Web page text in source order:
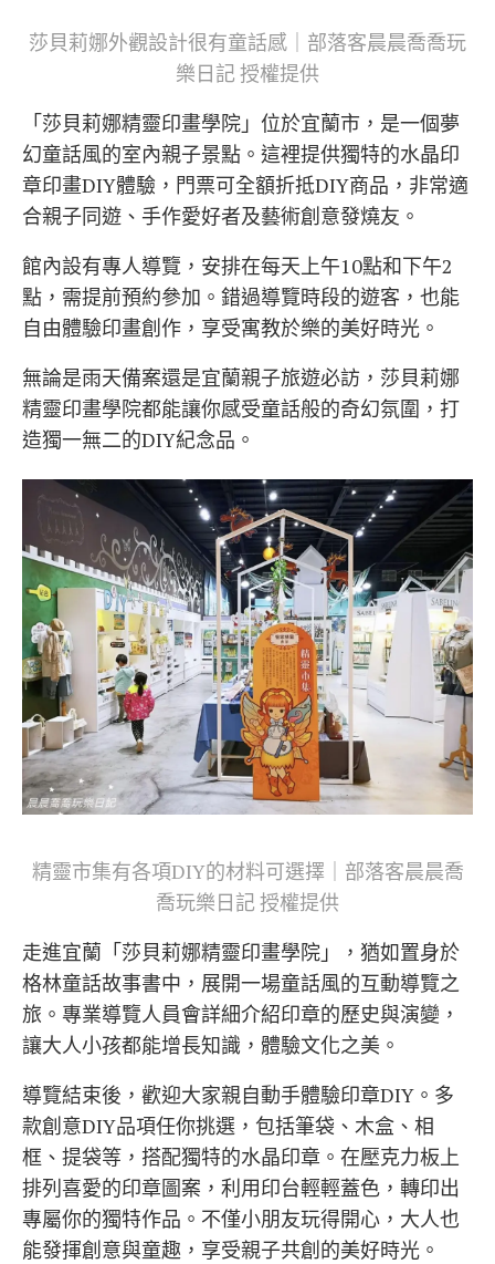
莎貝莉娜外觀設計很有童話感｜部落客晨晨喬喬玩
樂日記 授權提供
「莎貝莉娜精靈印畫學院」位於宜蘭市，是一個夢
幻童話風的室內親子景點。這裡提供獨特的水晶印
章印畫DIY體驗，門票可全額折抵DIY商品，非常適
合親子同遊、手作愛好者及藝術創意發燒友。
館內設有專人導覽，安排在每天上午10點和下午2
點，需提前預約參加。錯過導覽時段的遊客，也能
自由體驗印畫創作，享受寓教於樂的美好時光。
無論是雨天備案還是宜蘭親子旅遊必訪，莎貝莉娜
精靈印畫學院都能讓你感受童話般的奇幻氛圍，打
造獨一無二的DIY紀念品。
精靈市集有各項DIY的材料可選擇｜部落客晨晨喬
喬玩樂日記 授權提供
走進宜蘭「莎貝莉娜精靈印畫學院」，猶如置身於
格林童話故事書中，展開一場童話風的互動導覽之
旅。專業導覽人員會詳細介紹印章的歷史與演變，
讓大人小孩都能增長知識，體驗文化之美。
導覽結束後，歡迎大家親自動手體驗印章DIY。多
款創意DIY品項任你挑選，包括筆袋、木盒、相
框、提袋等，搭配獨特的水晶印章。在壓克力板上
排列喜愛的印章圖案，利用印台輕輕蓋色，轉印出
專屬你的獨特作品。不僅小朋友玩得開心，大人也
能發揮創意與童趣，享受親子共創的美好時光。